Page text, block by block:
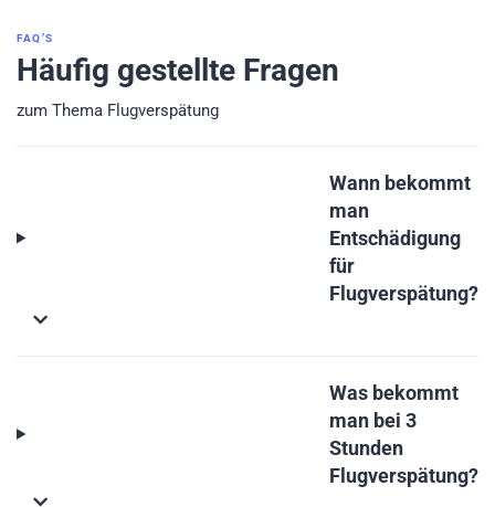
FAQ’S
Häufig gestellte Fragen
zum Thema Flugverspätung
Wann bekommt
man
Entschädigung
für
Flugverspätung?
Was bekommt
man bei 3
Stunden
Flugverspätung?